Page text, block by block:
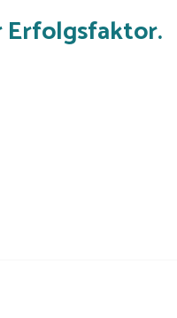
Erfolgsfaktor.